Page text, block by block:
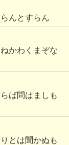
んとすらん
かわくまぞな
ば問はましも
とは聞かぬも